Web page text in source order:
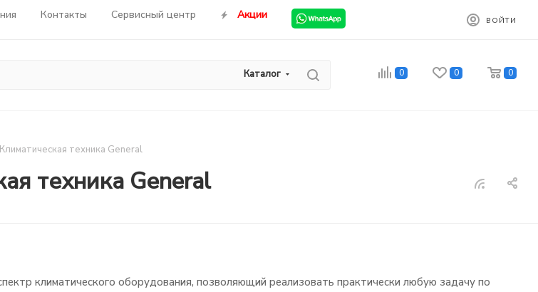
Контакты Сервисный центр Акции ВОЙТИ
Каталог 0 0 0
техника General
техника General
климатического оборудования, позволяющий реализовать практически любую задачу по